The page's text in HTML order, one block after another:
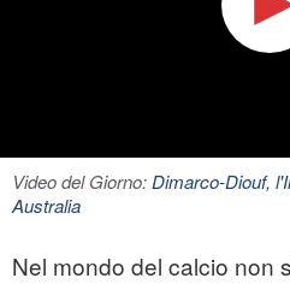
Video del Giorno:Dimarco-Diouf,
Australia
Nel mondo del calcio non